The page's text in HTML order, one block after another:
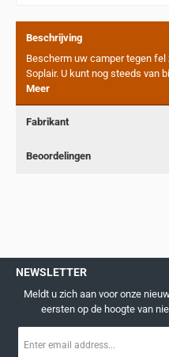
Beschrijving
Bescherm uw camper tegen
Soplair. U kunt nog steeds van
Meer
Fabrikant
Beoordelingen
NEWSLETTER
Meldt u zich aan voor onze
eersten op de hoogte van
mailadres